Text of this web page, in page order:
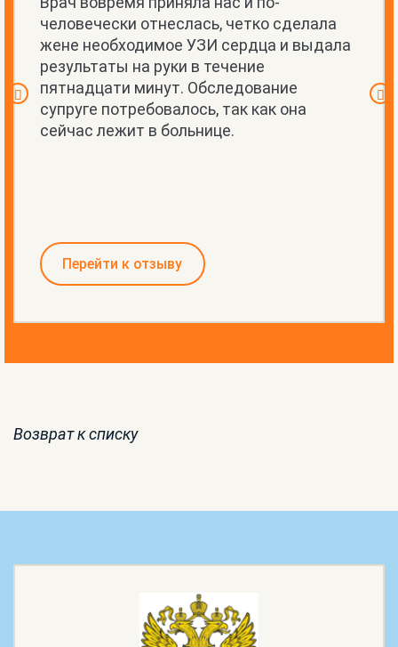
человечески отнеслась, четко сделала
жене необходимое УЗИ сердца и выдала
результаты на руки в течение
пятнадцати минут. Обследование
супруге потребовалось, так как она
сейчас лежит в больнице.
Перейти к отзыву
Возврат к списку